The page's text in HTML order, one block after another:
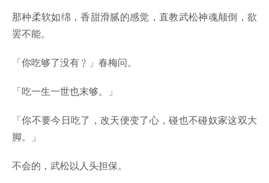
那种柔软如绵，香甜滑腻的感觉，直教武松神魂颠倒，欲
罢不能。
「你吃够了没有﹖」春梅问。
「吃一生一世也末够。」
「你不要今日吃了，改天便变了心，碰也不碰奴家这双大
脚。」
不会的，武松以人头担保。